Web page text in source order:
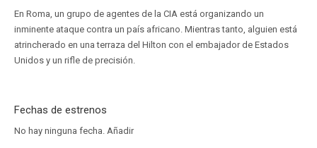
En Roma, un grupo de agentes de la CIA está organizando un
inminente ataque contra un país africano. Mientras tanto, alguien está
atrincherado en una terraza del Hilton con el embajador de Estados
Unidos y un rifle de precisión.
Fechas de estrenos
No hay ninguna fecha. Añadir